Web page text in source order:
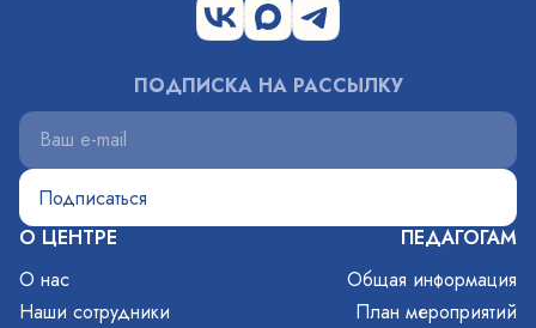
О ЦЕНТРЕ
О нас
Наши сотрудники
ПЕДАГОГАМ
Общая информация
План мероприятий
ПОДПИСКА НА РАССЫЛКУ